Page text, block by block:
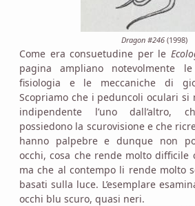
Dragon #246 (1998)
Come era consuetudine per le
pagina ampliano notevolmente
fisiologia e le meccaniche di
Scopriamo che i peduncoli oculari si
indipendente l’uno dall’altro,
possiedono la scurovisione e che
hanno palpebre e dunque non
occhi, cosa che rende molto difficile
ma che al contempo li rende molto
basati sulla luce. L’esemplare
occhi blu scuro, quasi neri.